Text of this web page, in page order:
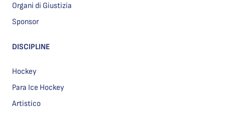
Organi di Giustizia
Sponsor
DISCIPLINE
Hockey
Para Ice Hockey
Artistico